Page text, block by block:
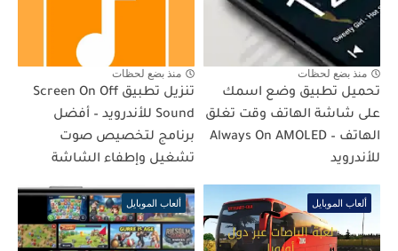
منذ بضع لحظات
تحميل تطبيق وضع اسمك
على شاشة الهاتف وقت تغلق
الهاتف – Always On AMOLED
للأندرويد
منذ بضع لحظات
تنزيل تطبيق Screen On Off
Sound للأندرويد – أفضل
برنامج لتخصيص صوت
تشغيل وإطفاء الشاشة
ألعاب الموبايل ألعاب الموبايل